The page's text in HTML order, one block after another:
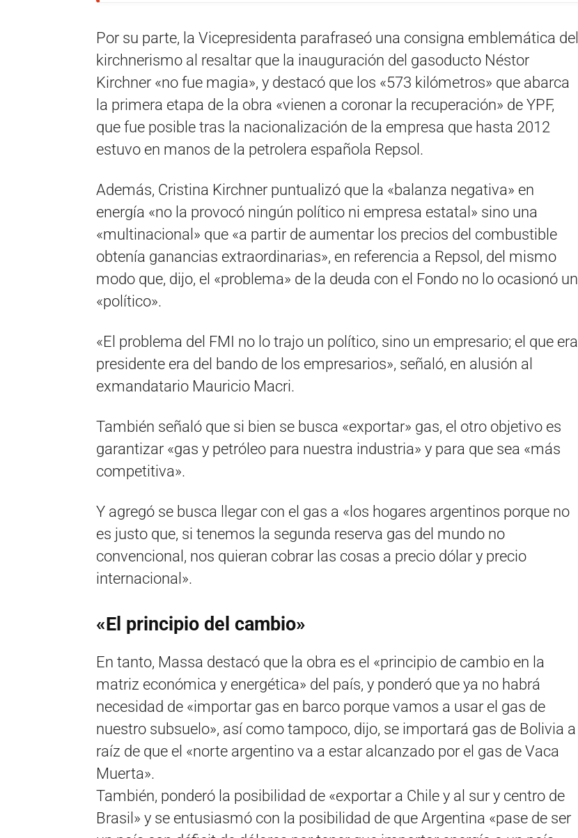
Por su parte, la Vicepresidenta parafraseó una consigna emblemática del
kirchnerismo al resaltar que la inauguración del gasoducto Néstor
Kirchner «no fue magia», y destacó que los «573 kilómetros» que abarca
la primera etapa de la obra «vienen a coronar la recuperación» de YPF,
que fue posible tras la nacionalización de la empresa que hasta 2012
estuvo en manos de la petrolera española Repsol.
Además, Cristina Kirchner puntualizó que la «balanza negativa» en
energía «no la provocó ningún político ni empresa estatal» sino una
«multinacional» que «a partir de aumentar los precios del combustible
obtenía ganancias extraordinarias», en referencia a Repsol, del mismo
modo que, dijo, el «problema» de la deuda con el Fondo no lo ocasionó un
«político».
«El problema del FMI no lo trajo un político, sino un empresario; el que era
presidente era del bando de los empresarios», señaló, en alusión al
exmandatario Mauricio Macri.
También señaló que si bien se busca «exportar» gas, el otro objetivo es
garantizar «gas y petróleo para nuestra industria» y para que sea «más
competitiva».
Y agregó se busca llegar con el gas a «los hogares argentinos porque no
es justo que, si tenemos la segunda reserva gas del mundo no
convencional, nos quieran cobrar las cosas a precio dólar y precio
internacional».
«El principio del cambio»
En tanto, Massa destacó que la obra es el «principio de cambio en la
matriz económica y energética» del país, y ponderó que ya no habrá
necesidad de «importar gas en barco porque vamos a usar el gas de
nuestro subsuelo», así como tampoco, dijo, se importará gas de Bolivia a
raíz de que el «norte argentino va a estar alcanzado por el gas de Vaca
Muerta».
También, ponderó la posibilidad de «exportar a Chile y al sur y centro de
Brasil» y se entusiasmó con la posibilidad de que Argentina «pase de ser